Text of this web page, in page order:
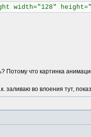
width="128"
Потому что картинка
заливаю во влоения тут,